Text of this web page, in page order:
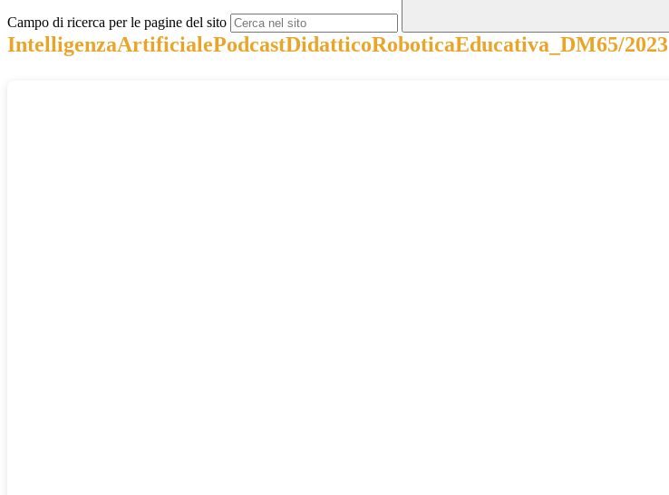
Campo di ricerca per le pagine del sito
IntelligenzaArtificialePodcastDidatticoRoboticaEducativa_DM65/2023